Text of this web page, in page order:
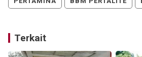
Terkait